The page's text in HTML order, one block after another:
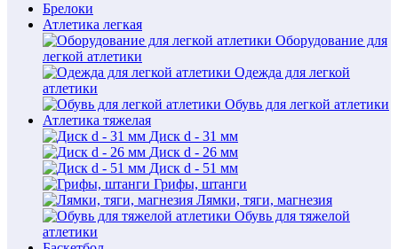
Брелоки
Атлетика легкая
Оборудование для
легкой атлетики
Одежда для легкой
атлетики
Обувь для легкой атлетики
Атлетика тяжелая
Диск d - 31 мм
Диск d - 26 мм
Диск d - 51 мм
Грифы, штанги
Лямки, тяги, магнезия
Обувь для тяжелой
атлетики